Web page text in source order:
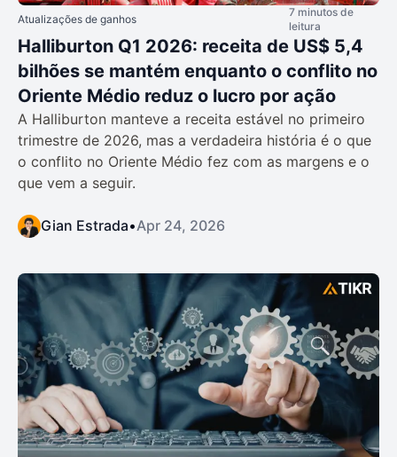
Atualizações de ganhos
7 minutos de
leitura
Halliburton Q1 2026: receita de US$ 5,4
bilhões se mantém enquanto o conflito no
Oriente Médio reduz o lucro por ação
A Halliburton manteve a receita estável no primeiro
trimestre de 2026, mas a verdadeira história é o que
o conflito no Oriente Médio fez com as margens e o
que vem a seguir.
Gian Estrada•Apr 24, 2026